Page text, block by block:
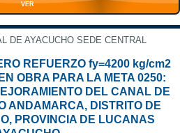
VER
DE AYACUCHO SEDE CENTRAL
REFUERZO fy=4200 kg/cm2
OBRA PARA LA META 0250:
DEL CANAL DE
ANDAMARCA, DISTRITO DE
PROVINCIA DE LUCANAS